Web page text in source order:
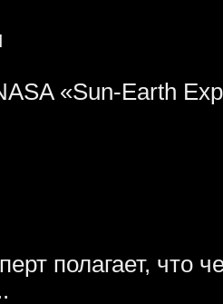
«Sun-Earth
полагает, что